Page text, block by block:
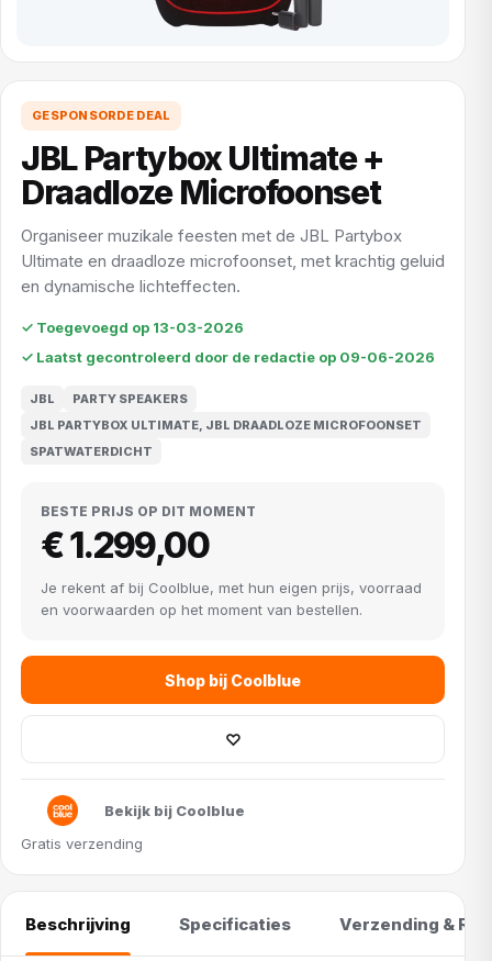
GESPONSORDE DEAL
JBL Partybox Ultimate +
Draadloze Microfoonset
Organiseer muzikale feesten met de JBL Partybox
Ultimate en draadloze microfoonset, met krachtig geluid
en dynamische lichteffecten.
✓ Toegevoegd op 13-03-2026
✓ Laatst gecontroleerd door de redactie op 09-06-2026
JBL
PARTY SPEAKERS
JBL PARTYBOX ULTIMATE, JBL DRAADLOZE MICROFOONSET
SPATWATERDICHT
BESTE PRIJS OP DIT MOMENT
€ 1.299,00
Je rekent af bij Coolblue, met hun eigen prijs, voorraad
en voorwaarden op het moment van bestellen.
Shop bij Coolblue
♡
Bekijk bij Coolblue
Gratis verzending
Beschrijving Specificaties Verzending &